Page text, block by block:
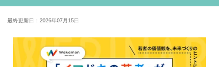
最終更新日：2026年07月15日